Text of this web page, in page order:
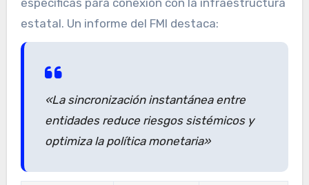
estatal. Un informe del FMI destaca:
«La sincronización instantánea entre
entidades reduce riesgos sistémicos y
optimiza la política monetaria»